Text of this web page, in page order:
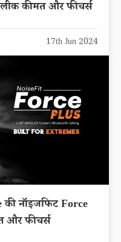
कीमत और फीचर्स
17th Jun 2024
नॉइजफिट Force
और फीचर्स